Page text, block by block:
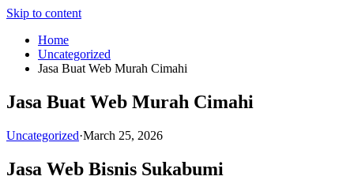
Skip to content
Home
Uncategorized
Jasa Buat Web Murah Cimahi
Jasa Buat Web Murah Cimahi
Uncategorized·March 25, 2026
Jasa Web Bisnis Sukabumi